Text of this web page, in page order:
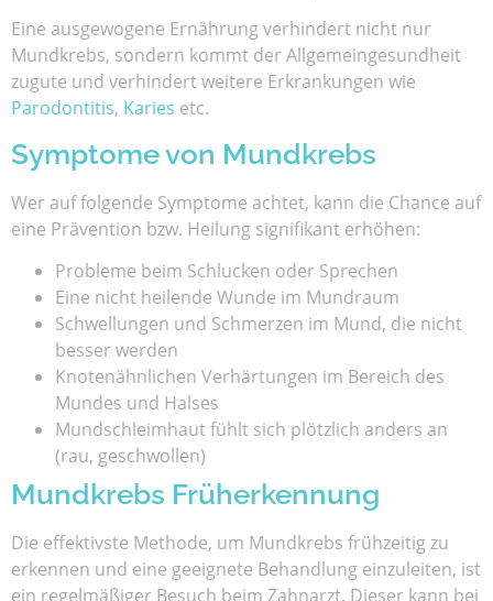
Eine ausgewogene Ernährung verhindert nicht nur
Mundkrebs, sondern kommt der Allgemeingesundheit
zugute und verhindert weitere Erkrankungen wie
Parodontitis, Karies etc.
Symptome von Mundkrebs
Wer auf folgende Symptome achtet, kann die Chance auf
eine Prävention bzw. Heilung signifikant erhöhen:
Probleme beim Schlucken oder Sprechen
Eine nicht heilende Wunde im Mundraum
Schwellungen und Schmerzen im Mund, die nicht
besser werden
Knotenähnlichen Verhärtungen im Bereich des
Mundes und Halses
Mundschleimhaut fühlt sich plötzlich anders an
(rau, geschwollen)
Mundkrebs Früherkennung
Die effektivste Methode, um Mundkrebs frühzeitig zu
erkennen und eine geeignete Behandlung einzuleiten, ist
ein regelmäßiger Besuch beim Zahnarzt. Dieser kann bei